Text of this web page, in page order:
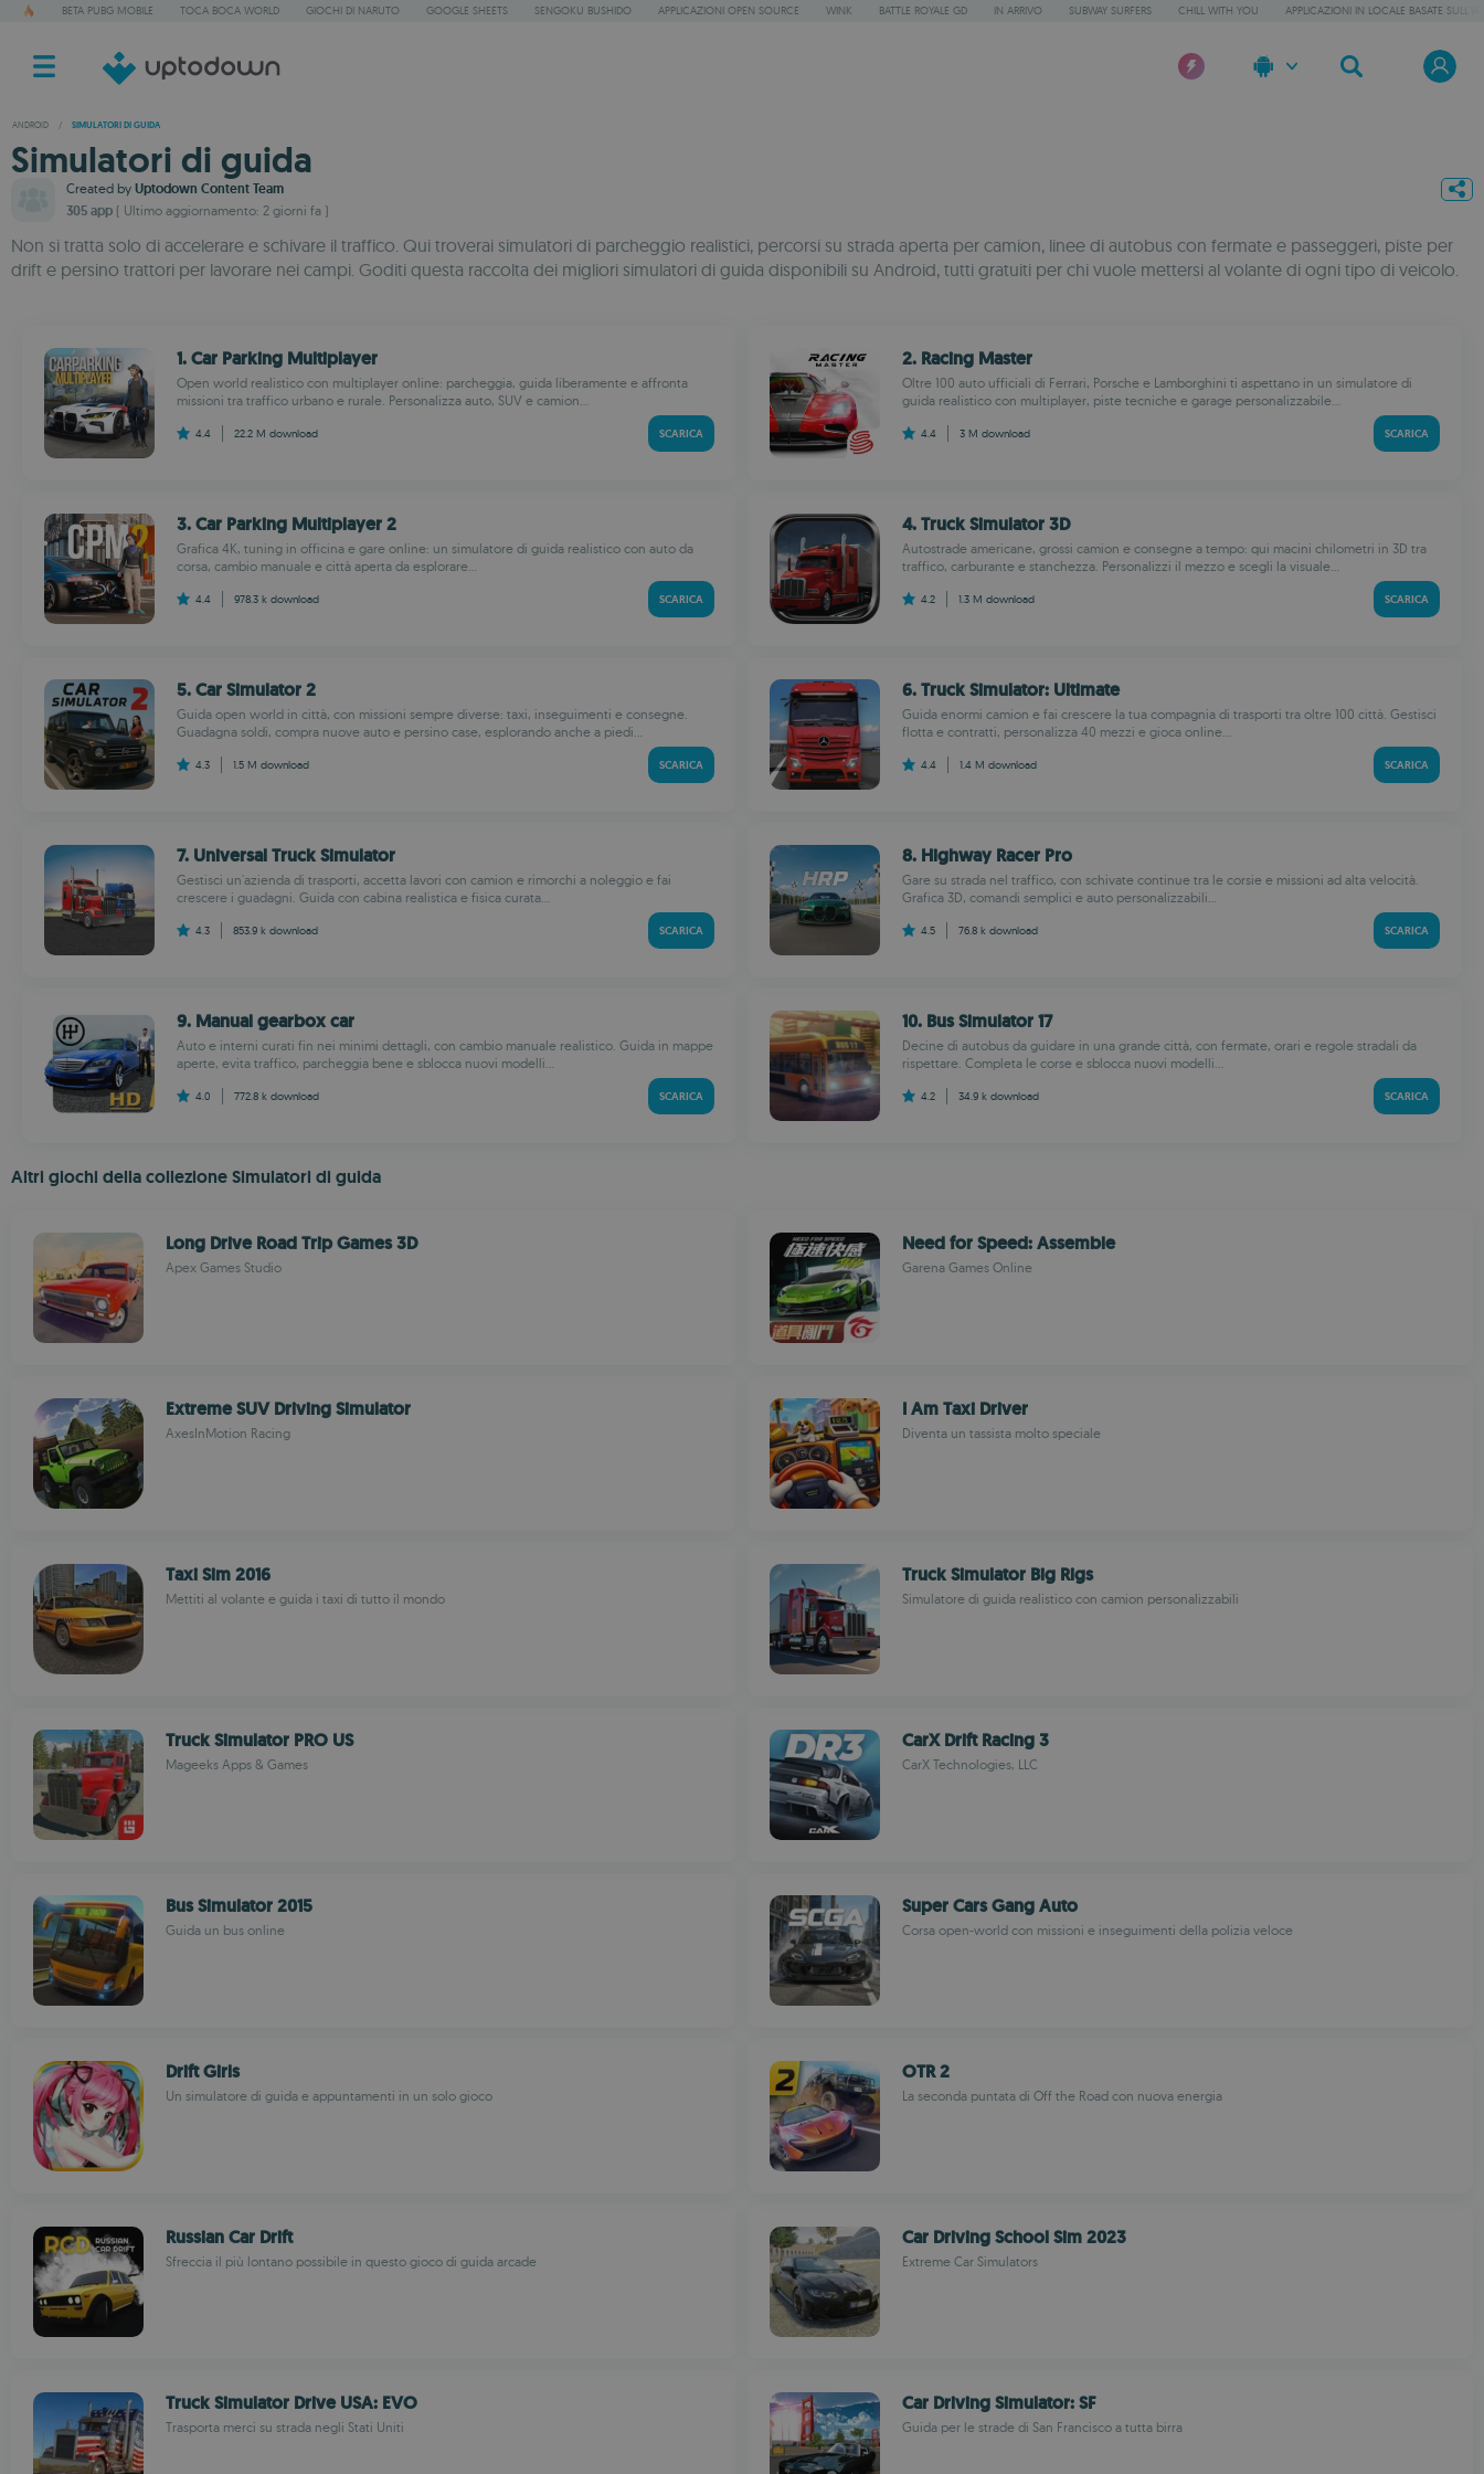
BETA PUBG MOBILE TOCA BOCA WORLD GIOCHI DI NARUTO GOOGLE SHEETS SENGOKU BUSHIDO APPLICAZIONI OPEN SOURCE WINK BATTLE ROYALE GD IN ARRIVO SUBWAY SURFERS CHILL WITH YOU APPLICAZIONI IN LOCALE BASATE SULL'IA
ANDROID / SIMULATORI DI GUIDA
Simulatori di guida
Created by Uptodown Content Team
305 app ( Ultimo aggiornamento: 2 giorni fa )
Non si tratta solo di accelerare e schivare il traffico. Qui troverai simulatori di parcheggio realistici, percorsi su strada aperta per camion, linee di autobus con fermate e passeggeri, piste per
drift e persino trattori per lavorare nei campi. Goditi questa raccolta dei migliori simulatori di guida disponibili su Android, tutti gratuiti per chi vuole mettersi al volante di ogni tipo di veicolo.
1. Car Parking Multiplayer
Open world realistico con multiplayer online: parcheggia, guida liberamente e affronta
missioni tra traffico urbano e rurale. Personalizza auto, SUV e camion...
4.4 22.2 M download SCARICA
2. Racing Master
Oltre 100 auto ufficiali di Ferrari, Porsche e Lamborghini ti aspettano in un simulatore di
guida realistico con multiplayer, piste tecniche e garage personalizzabile...
4.4 3 M download SCARICA
3. Car Parking Multiplayer 2
Grafica 4K, tuning in officina e gare online: un simulatore di guida realistico con auto da
corsa, cambio manuale e città aperta da esplorare...
4.4 978.3 k download SCARICA
4. Truck Simulator 3D
Autostrade americane, grossi camion e consegne a tempo: qui macini chilometri in 3D tra
traffico, carburante e stanchezza. Personalizzi il mezzo e scegli la visuale...
4.2 1.3 M download SCARICA
5. Car Simulator 2
Guida open world in città, con missioni sempre diverse: taxi, inseguimenti e consegne.
Guadagna soldi, compra nuove auto e persino case, esplorando anche a piedi...
4.3 1.5 M download SCARICA
6. Truck Simulator: Ultimate
Guida enormi camion e fai crescere la tua compagnia di trasporti tra oltre 100 città. Gestisci
flotta e contratti, personalizza 40 mezzi e gioca online...
4.4 1.4 M download SCARICA
7. Universal Truck Simulator
Gestisci un'azienda di trasporti, accetta lavori con camion e rimorchi a noleggio e fai
crescere i guadagni. Guida con cabina realistica e fisica curata...
4.3 853.9 k download SCARICA
8. Highway Racer Pro
Gare su strada nel traffico, con schivate continue tra le corsie e missioni ad alta velocità.
Grafica 3D, comandi semplici e auto personalizzabili...
4.5 76.8 k download SCARICA
9. Manual gearbox car
Auto e interni curati fin nei minimi dettagli, con cambio manuale realistico. Guida in mappe
aperte, evita traffico, parcheggia bene e sblocca nuovi modelli...
4.0 772.8 k download SCARICA
10. Bus Simulator 17
Decine di autobus da guidare in una grande città, con fermate, orari e regole stradali da
rispettare. Completa le corse e sblocca nuovi modelli...
4.2 34.9 k download SCARICA
Altri giochi della collezione Simulatori di guida
Long Drive Road Trip Games 3D
Apex Games Studio
Need for Speed: Assemble
Garena Games Online
Extreme SUV Driving Simulator
AxesInMotion Racing
I Am Taxi Driver
Diventa un tassista molto speciale
Taxi Sim 2016
Mettiti al volante e guida i taxi di tutto il mondo
Truck Simulator Big Rigs
Simulatore di guida realistico con camion personalizzabili
Truck Simulator PRO US
Mageeks Apps & Games
CarX Drift Racing 3
CarX Technologies, LLC
Bus Simulator 2015
Guida un bus online
Super Cars Gang Auto
Corsa open-world con missioni e inseguimenti della polizia veloce
Drift Girls
Un simulatore di guida e appuntamenti in un solo gioco
OTR 2
La seconda puntata di Off the Road con nuova energia
Russian Car Drift
Sfreccia il più lontano possibile in questo gioco di guida arcade
Car Driving School Sim 2023
Extreme Car Simulators
Truck Simulator Drive USA: EVO
Trasporta merci su strada negli Stati Uniti
Car Driving Simulator: SF
Guida per le strade di San Francisco a tutta birra